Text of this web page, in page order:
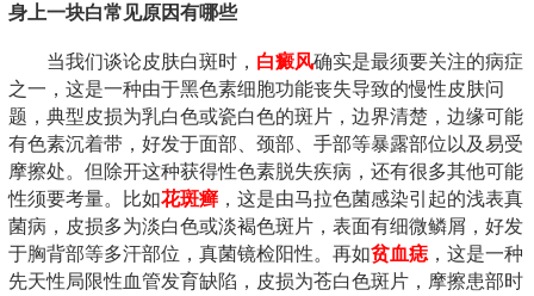
身上一块白常见原因有哪些
当我们谈论皮肤白斑时， 白癜风确实是最须要关注的病症
之一，这是一种由于黑色素细胞功能丧失导致的慢性皮肤问
题，典型皮损为乳白色或瓷白色的斑片，边界清楚，边缘可能
有色素沉着带，好发于面部、颈部、手部等暴露部位以及易受
摩擦处。但除开这种获得性色素脱失疾病，还有很多其他可能
性须要考量。比如花斑癣 ，这是由马拉色菌感染引起的浅表真
菌病，皮损多为淡白色或淡褐色斑片，表面有细微鳞屑，好发
于胸背部等多汗部位，真菌镜检阳性。再如贫血痣 ，这是一种
先天性局限性血管发育缺陷，皮损为苍白色斑片，摩擦患部时